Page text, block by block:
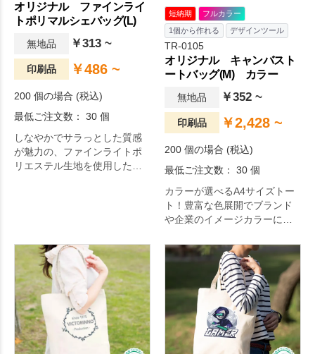
オリジナル ファインライ
トポリマルシェバッグ(L)
無地品 ￥313 ~
印刷品 ￥486 ~
200 個の場合 (税込)
最低ご注文数： 30 個
しなやかでサラっとした質感
が魅力の、ファインライトポ
リエステル生地を使用したマ
短納期
フルカラー
1個から作れる
デザインツール
TR-0105
オリジナル キャンバスト
ートバッグ(M) カラー
無地品 ￥352 ~
印刷品 ￥2,428 ~
200 個の場合 (税込)
最低ご注文数： 30 個
カラーが選べるA4サイズトー
ト！豊富な色展開でブランド
や企業のイメージカラーにあ
ます。ほどよい厚みのあるコ
ットン生地のA4サイズトート
バッグで、マチも広く肩かけ
利用も可能なので、エコバッ
グとしてもおすすめです。名
入れ範囲が広く取れるシンプ
ルなデザインのため、物販や
企業用ノベルティ、個人利用